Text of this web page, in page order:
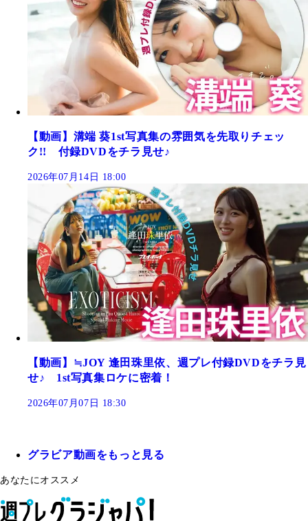
【動画】溝端 葵1st写真集の雰囲気を先取りチェッ
ク!! 付録DVDをチラ見せ♪
2026年07月14日 18:00
【動画】≒JOY 逢田珠里依、週プレ付録DVDをチラ見
せ♪ 1st写真集ロケに密着！
2026年07月07日 18:30
グラビア動画をもっと見る
あなたにオススメ